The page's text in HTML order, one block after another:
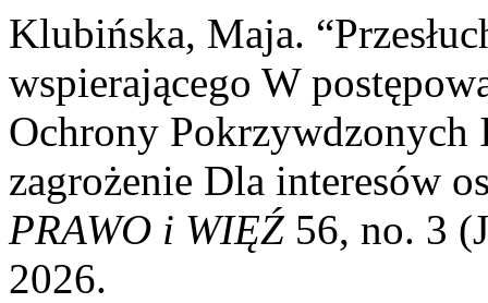
Klubińska, Maja.
wspierającego W
Ochrony
zagrożenie Dla interesów
PRAWO i WIĘŹ 56, no. 3
2026.